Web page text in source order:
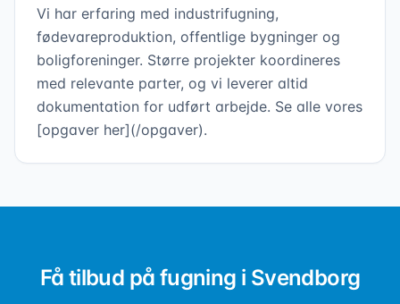
Vi har erfaring med industrifugning,
fødevareproduktion, offentlige bygninger og
boligforeninger. Større projekter koordineres
med relevante parter, og vi leverer altid
dokumentation for udført arbejde. Se alle vores
[opgaver her](/opgaver).
Få tilbud på fugning i Svendborg